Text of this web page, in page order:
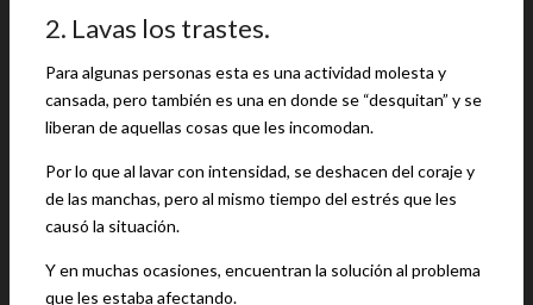
2. Lavas los trastes.
Para algunas personas esta es una actividad molesta y
cansada, pero también es una en donde se “desquitan” y se
liberan de aquellas cosas que les incomodan.
Por lo que al lavar con intensidad, se deshacen del coraje y
de las manchas, pero al mismo tiempo del estrés que les
causó la situación.
Y en muchas ocasiones, encuentran la solución al problema
que les estaba afectando.